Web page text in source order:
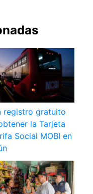
registro gratuito
la Tarjeta
Social MOBI en